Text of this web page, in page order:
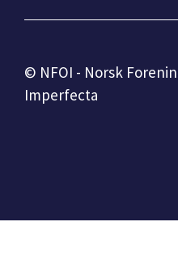
© NFOI - Norsk
Imperfecta